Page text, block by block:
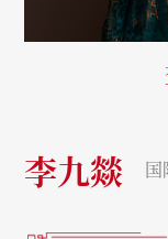
李九燚 国